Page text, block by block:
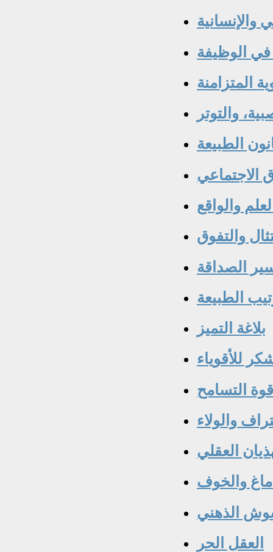
والإنسانية
في الوظيفة
المتزامنة
والتوتر
الطبيعة
الاجتماعي
والواقع
والتفوق
الصداقة
الطبيعة
بلاغة التميز
للأقوياء
قوة التسامح
والولاء
العقلي
والخوف
الذهني
العقل الحر